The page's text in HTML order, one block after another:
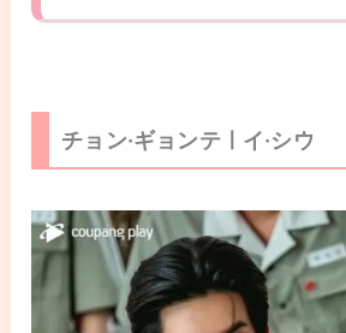
チョン·ギョンテㅣイ·シウ